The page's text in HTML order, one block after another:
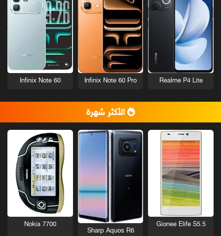
Realme P4 Lite
Infinix Note 60 Pro
Infinix Note 60
الأكثر شهرة
Gionee Elife S5.5
Sharp Aquos R6
Nokia 7700